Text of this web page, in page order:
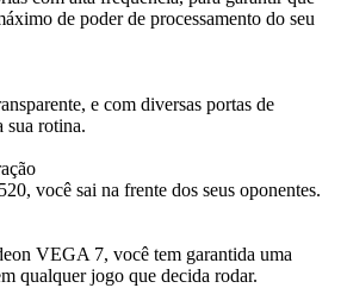
de poder de processamento do seu
e com diversas portas de
sua rotina.
você sai na frente dos seus oponentes.
VEGA 7, você tem garantida uma
qualquer jogo que decida rodar.